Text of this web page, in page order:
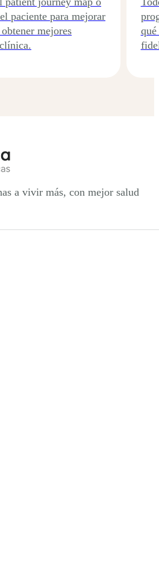
paciente para mejorar
mejores
a vivir más, con mejor salud